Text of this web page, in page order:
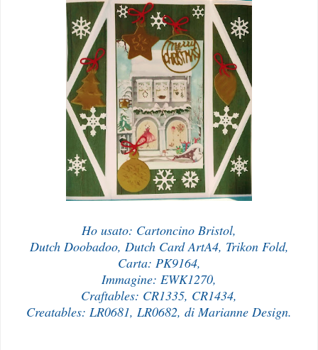
Ho usato: Cartoncino Bristol,
Dutch Doobadoo, Dutch Card ArtA4, Trikon Fold,
Carta: PK9164,
Immagine: EWK1270,
Craftables: CR1335, CR1434,
Creatables: LR0681, LR0682, di Marianne Design.